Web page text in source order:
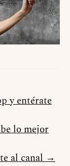
y entérate
lo mejor
al canal →